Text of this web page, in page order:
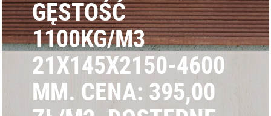
GĘSTOŚĆ
1100KG/M3
21X145X2150-4600
MM. CENA: 395,00